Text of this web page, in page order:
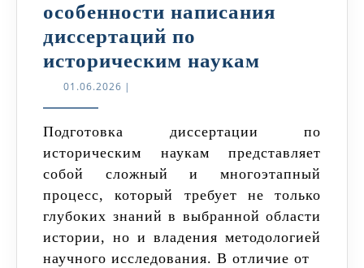
особенности написания
диссертаций по
историческим наукам
научный
труд:
написания
по
01.06.2026 01.06.2026
|
Подготовка диссертации по
историческим наукам представляет
собой сложный и многоэтапный
процесс, который требует не только
глубоких знаний в выбранной области
истории, но и владения методологией
научного исследования. В отличие от